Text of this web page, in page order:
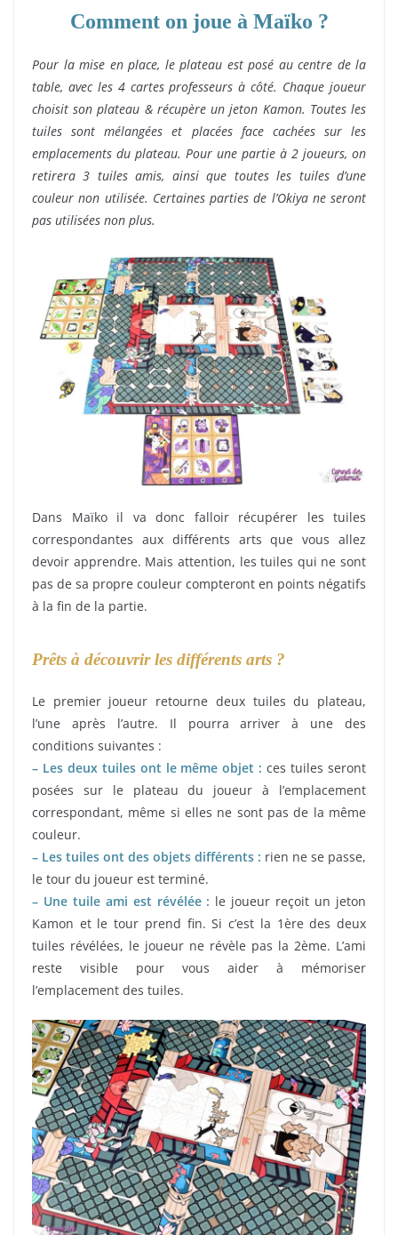
Comment on joue à Maïko ?
Pour la mise en place, le plateau est posé au centre de la
table, avec les 4 cartes professeurs à côté. Chaque joueur
choisit son plateau & récupère un jeton Kamon. Toutes les
tuiles sont mélangées et placées face cachées sur les
emplacements du plateau. Pour une partie à 2 joueurs, on
retirera 3 tuiles amis, ainsi que toutes les tuiles d’une
couleur non utilisée. Certaines parties de l’Okiya ne seront
pas utilisées non plus.
Dans Maïko il va donc falloir récupérer les tuiles
correspondantes aux différents arts que vous allez
devoir apprendre. Mais attention, les tuiles qui ne sont
pas de sa propre couleur compteront en points négatifs
à la fin de la partie.
Prêts à découvrir les différents arts ?
Le premier joueur retourne deux tuiles du plateau,
l’une après l’autre. Il pourra arriver à une des
conditions suivantes :
– Les deux tuiles ont le même objet : ces tuiles seront
posées sur le plateau du joueur à l’emplacement
correspondant, même si elles ne sont pas de la même
couleur.
– Les tuiles ont des objets différents : rien ne se passe,
le tour du joueur est terminé.
– Une tuile ami est révélée : le joueur reçoit un jeton
Kamon et le tour prend fin. Si c’est la 1ère des deux
tuiles révélées, le joueur ne révèle pas la 2ème. L’ami
reste visible pour vous aider à mémoriser
l’emplacement des tuiles.